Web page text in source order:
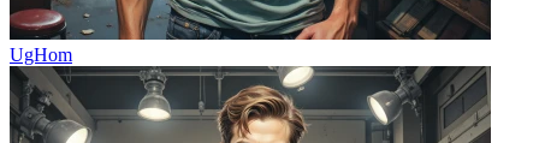
UgHom